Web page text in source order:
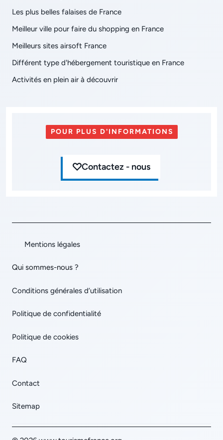
Les plus belles falaises de France
Meilleur ville pour faire du shopping en France
Meilleurs sites airsoft France
Différent type d'hébergement touristique en France
Activités en plein air à découvrir
POUR PLUS D'INFORMATIONS
Contactez - nous
Mentions légales
Qui sommes-nous ?
Conditions générales d’utilisation
Politique de confidentialité
Politique de cookies
FAQ
Contact
Sitemap